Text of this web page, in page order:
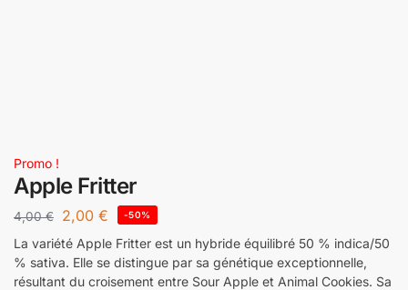
Promo !
Apple Fritter
4,00€ 2,00 € -50%
La variété Apple Fritter est un hybride équilibré 50 % indica/50
% sativa. Elle se distingue par sa génétique exceptionnelle,
résultant du croisement entre Sour Apple et Animal Cookies. Sa